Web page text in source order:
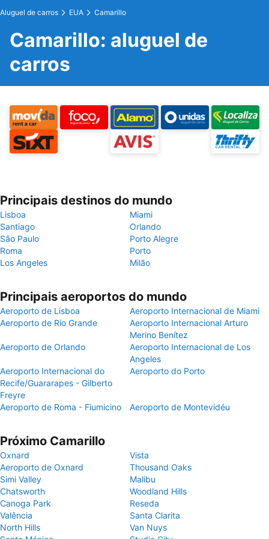
Aluguel de carros EUA Camarillo
Camarillo: aluguel de
carros
Principais destinos do mundo
Lisboa
Miami
Santiago
Orlando
São Paulo
Porto Alegre
Roma
Porto
Los Angeles
Milão
Principais aeroportos do mundo
Aeroporto de Lisboa
Aeroporto Internacional de Miami
Aeroporto de Rio Grande
Aeroporto Internacional Arturo
Merino Benítez
Aeroporto de Orlando
Aeroporto Internacional de Los
Angeles
Aeroporto Internacional do
Recife/Guararapes - Gilberto
Freyre
Aeroporto do Porto
Aeroporto de Roma - Fiumicino Aeroporto de Montevidéu
Próximo Camarillo
Oxnard
Vista
Aeroporto de Oxnard
Thousand Oaks
Simi Valley
Malibu
Chatsworth
Woodland Hills
Canoga Park
Reseda
Valência
Santa Clarita
North Hills
Van Nuys